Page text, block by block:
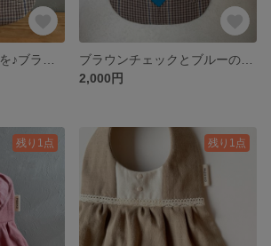
2,000円
残り1点 残り1点